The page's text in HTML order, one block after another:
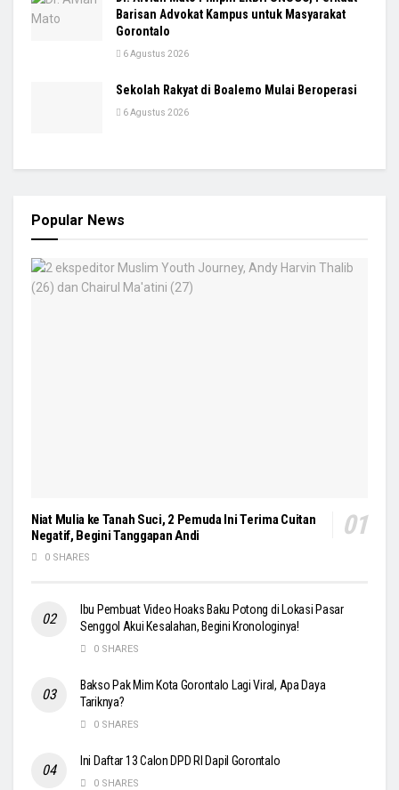
Barisan Advokat Kampus untuk Masyarakat
Gorontalo
6 Agustus 2026
Sekolah Rakyat di Boalemo Mulai Beroperasi
6 Agustus 2026
Popular News
Niat Mulia ke Tanah Suci, 2 Pemuda Ini Terima Cuitan
Negatif, Begini Tanggapan Andi
0 SHARES
Ibu Pembuat Video Hoaks Baku Potong di Lokasi Pasar
Senggol Akui Kesalahan, Begini Kronologinya!
0 SHARES
Bakso Pak Mim Kota Gorontalo Lagi Viral, Apa Daya
Tariknya?
0 SHARES
Ini Daftar 13 Calon DPD RI Dapil Gorontalo
0 SHARES